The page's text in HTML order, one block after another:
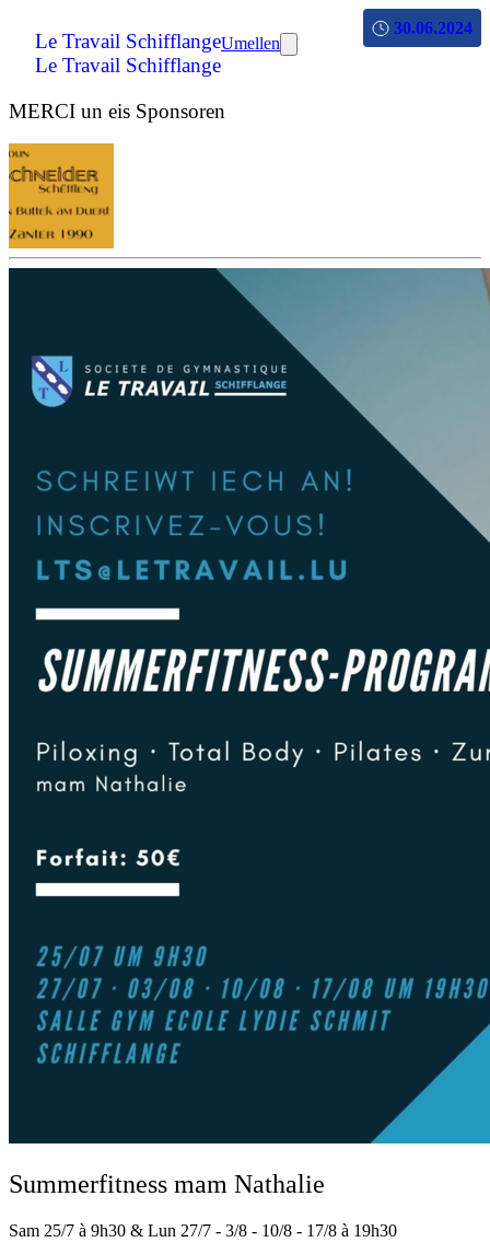
Le Travail Schifflange
Le Travail Schifflange
Umellen
MERCI un eis Sponsoren
Summerfitness mam Nathalie
Sam 25/7 à 9h30 & Lun 27/7 - 3/8 - 10/8 - 17/8 à 19h30
30.06.2024